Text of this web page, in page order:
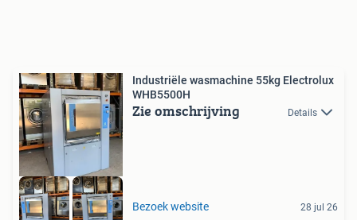
Industriële wasmachine 55kg Electrolux
WHB5500H
Zie omschrijving Details
Bezoek website 28 jul 26